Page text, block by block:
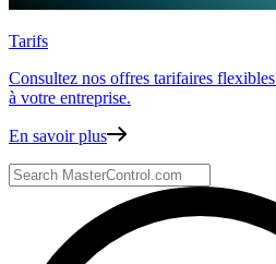
Tarifs
Consultez nos offres tarifaires flexibles
à votre entreprise.
En savoir plus